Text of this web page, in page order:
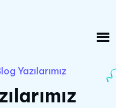
Yazılarımız